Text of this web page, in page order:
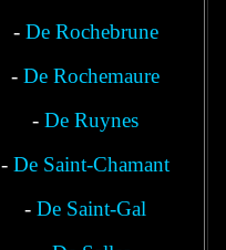
- De Rochebrune
-De Rochemaure
-De Ruynes
-De Saint-Chamant
-De Saint-Gal